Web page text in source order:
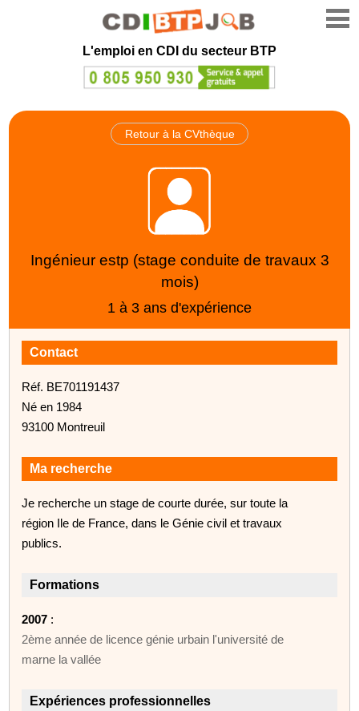
L'emploi en CDI du secteur BTP
Retour à la CVthèque
Ingénieur estp (stage conduite de travaux 3
mois)
1 à 3 ans d'expérience
Contact
Réf. BE701191437
Né en 1984
93100 Montreuil
Ma recherche
Je recherche un stage de courte durée, sur toute la
région Ile de France, dans le Génie civil et travaux
publics.
Formations
2007 :
2ème année de licence génie urbain l'université de
marne la vallée
Expériences professionnelles